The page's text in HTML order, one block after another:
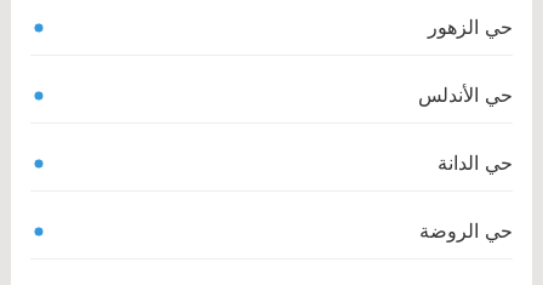
حي الزهور
حي الأندلس
حي الدانة
حي الروضة